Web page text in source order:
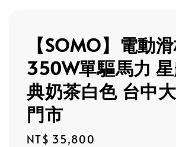
【SOMO】電動
350W單驅馬力
典奶茶白色 台中
門市
Regular
NT$ 35,800